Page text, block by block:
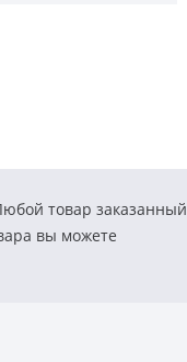
товар заказанный
вы можете